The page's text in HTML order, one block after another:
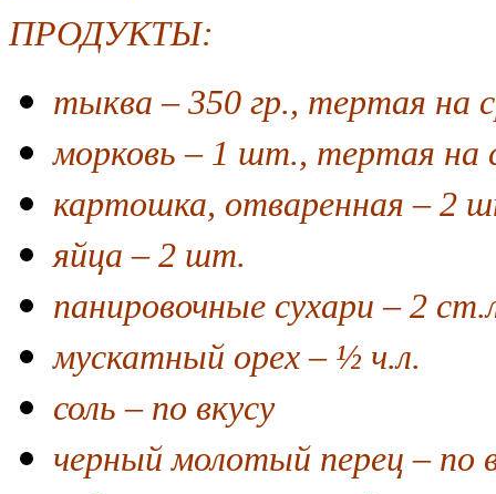
ПРОДУКТЫ:
тыква – 350 гр., тертая на
морковь – 1 шт., тертая на
картошка, отваренная – 2
яйца – 2 шт.
панировочные сухари – 2
мускатный орех – ½ ч.л.
соль – по вкусу
черный молотый перец – по